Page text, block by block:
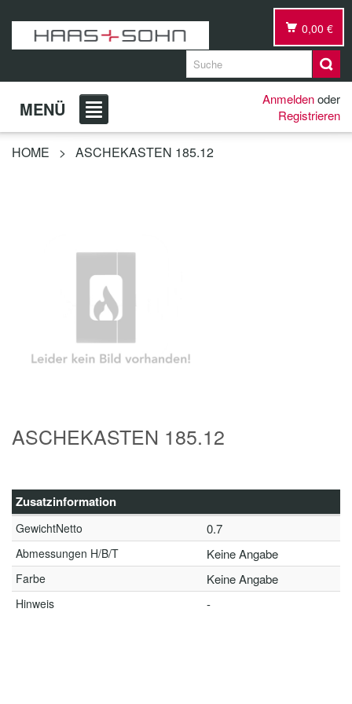
0,00 €
MENÜ Anmeldenoder
Registrieren
HOME > ASCHEKASTEN 185.12
ASCHEKASTEN 185.12
Zusatzinformation
GewichtNetto 0.7
Abmessungen H/B/T Keine Angabe
Farbe Keine Angabe
Hinweis -